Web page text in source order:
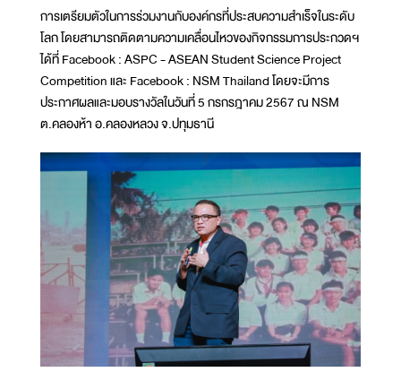
การเตรียมตัวในการร่วมงานกับองค์กรที่ประสบความสำเร็จในระดับ
โลก โดยสามารถติดตามความเคลื่อนไหวของกิจกรรมการประกวดฯ
ได้ที่ Facebook : ASPC - ASEAN Student Science Project
Competition และ Facebook : NSM Thailand โดยจะมีการ
ประกาศผลและมอบรางวัลในวันที่ 5 กรกรฎาคม 2567 ณ NSM
ต.คลองห้า อ.คลองหลวง จ.ปทุมธานี